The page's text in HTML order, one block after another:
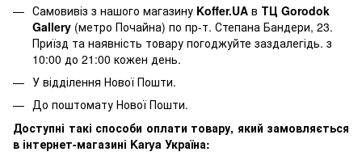
Самовивіз з нашого магазину Koffer.UA в ТЦ Gorodok
Gallery (метро Почайна) по пр-т. Степана Бандери, 23.
Приїзд та наявність товару погоджуйте заздалегідь. з
10:00 до 21:00 кожен день.
У відділення Нової Пошти.
До поштомату Нової Пошти.
Доступні такі способи оплати товару, який замовляється
в інтернет-магазині Karya Україна: